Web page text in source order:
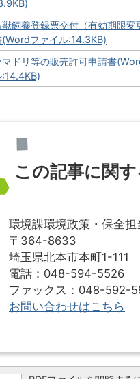
獣飼養登録票交付（有効期限変
(Wordファイル:14.3KB)
マドリ等の販売許可申請書
:14.4KB)
この記事に関
環境課環境政策・保全担
〒364-8633
埼玉県北本市本町1-111
電話：048-594-5526
ファックス：048-592-
お問い合わせはこちら